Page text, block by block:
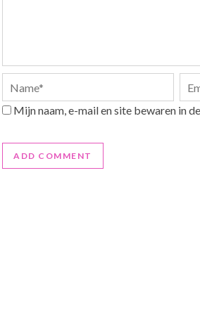
Mijn naam, e-mail en site bewaren in